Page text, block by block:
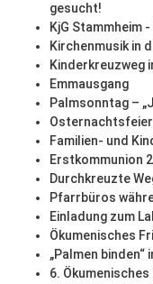
gesucht!
KjG Stammheim
Kirchenmusik in
Kinderkreuzweg
Emmausgang
Palmsonntag –
Familien- und
Erstkommunion
Durchkreuzte
Pfarrbüros
Einladung zum
Ökumenisches
„Palmen binden“
6.